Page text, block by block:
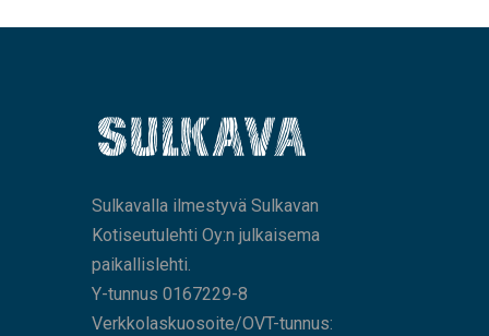
Sulkavalla ilmestyvä Sulkavan
Kotiseutulehti Oy:n julkaisema
paikallislehti.
Y-tunnus 0167229-8
Verkkolaskuosoite/OVT-tunnus: